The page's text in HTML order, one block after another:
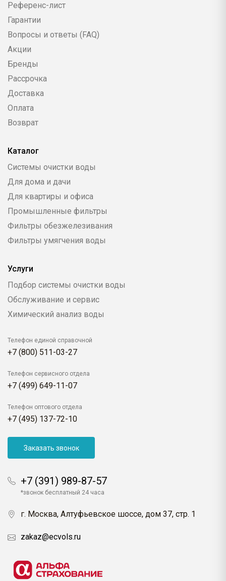
Референс-лист
Гарантии
Вопросы и ответы (FAQ)
Акции
Бренды
Рассрочка
Доставка
Оплата
Возврат
Каталог
Системы очистки воды
Для дома и дачи
Для квартиры и офиса
Промышленные фильтры
Фильтры обезжелезивания
Фильтры умягчения воды
Услуги
Подбор системы очистки воды
Обслуживание и сервис
Химический анализ воды
Телефон единой справочной
+7 (800) 511-03-27
Телефон сервисного отдела
+7 (499) 649-11-07
Телефон оптового отдела
+7 (495) 137-72-10
Заказать звонок
+7 (391) 989-87-57
*звонок бесплатный 24 часа
г. Москва, Алтуфьевское шоссе, дом 37, стр. 1
zakaz@ecvols.ru